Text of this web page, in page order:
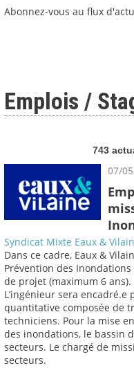
Abonnez-vous au flux
Emplois /
743
07/
Syndicat Mixte Eaux &
Dans ce cadre, Eaux &
Prévention des
de projet (maximum 6 ans).
L’ingénieur sera encadré.e
quantitative composée de
techniciens. Pour la mise
des inondations, le bassin
secteurs. Le chargé de
secteurs.